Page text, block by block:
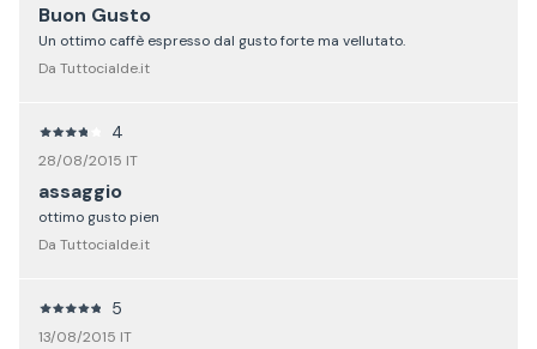
Buon Gusto
Un ottimo caffè espresso dal gusto forte ma vellutato.
Da Tuttocialde.it
4
28/08/2015 IT
assaggio
ottimo gusto pien
Da Tuttocialde.it
5
13/08/2015 IT